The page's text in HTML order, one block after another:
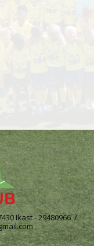
Ikast - 29480966 /